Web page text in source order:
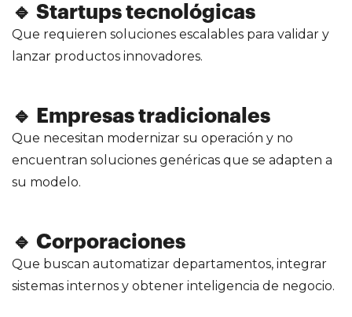
🔹 Startups tecnológicas
Que requieren soluciones escalables para validar y
lanzar productos innovadores.
🔹 Empresas tradicionales
Que necesitan modernizar su operación y no
encuentran soluciones genéricas que se adapten a
su modelo.
🔹 Corporaciones
Que buscan automatizar departamentos, integrar
sistemas internos y obtener inteligencia de negocio.